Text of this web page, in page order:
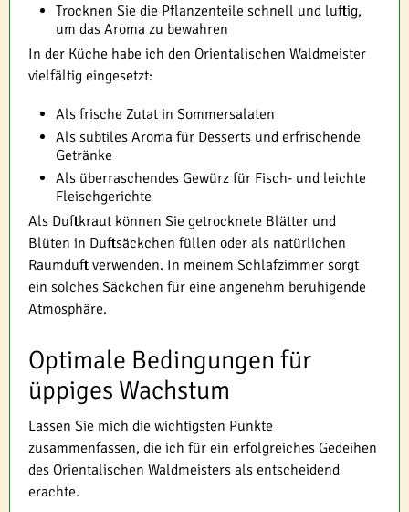
Trocknen Sie die Pflanzenteile schnell und luftig,
um das Aroma zu bewahren
In der Küche habe ich den Orientalischen Waldmeister
vielfältig eingesetzt:
Als frische Zutat in Sommersalaten
Als subtiles Aroma für Desserts und erfrischende
Getränke
Als überraschendes Gewürz für Fisch- und leichte
Fleischgerichte
Als Duftkraut können Sie getrocknete Blätter und
Blüten in Duftsäckchen füllen oder als natürlichen
Raumduft verwenden. In meinem Schlafzimmer sorgt
ein solches Säckchen für eine angenehm beruhigende
Atmosphäre.
Optimale Bedingungen für
üppiges Wachstum
Lassen Sie mich die wichtigsten Punkte
zusammenfassen, die ich für ein erfolgreiches Gedeihen
des Orientalischen Waldmeisters als entscheidend
erachte.